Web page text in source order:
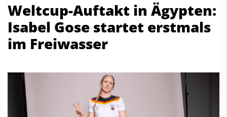
Weltcup-Auftakt in Ägypten:
Isabel Gose startet erstmals
im Freiwasser
Wasserball
Synchronschwimmen
Masterssport
Deutscher Schwimm-Verband e.V.
Korbacher Straße 93
D-34132 Kassel